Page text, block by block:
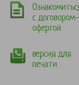
с договором-
офертой
версия для
печати